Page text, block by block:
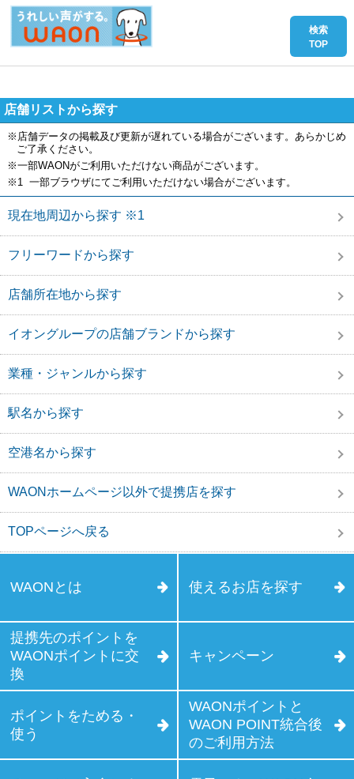
店舗リストから探す
※店舗データの掲載及び更新が遅れている場合がございます。あらかじめ
ご了承ください。
※一部WAONがご利用いただけない商品がございます。
※1 一部ブラウザにてご利用いただけない場合がございます。
現在地周辺から探す ※1
フリーワードから探す
店舗所在地から探す
イオングループの店舗ブランドから探す
業種・ジャンルから探す
駅名から探す
空港名から探す
WAONホームページ以外で提携店を探す
TOPページへ戻る